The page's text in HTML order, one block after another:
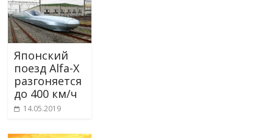
Японский
поезд Alfa-X
разгоняется
до 400 км/ч
14.05.2019